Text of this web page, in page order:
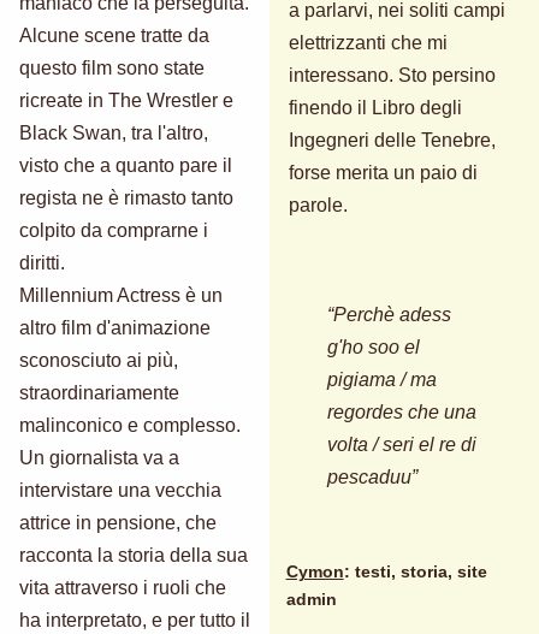
Alcune scene tratte da
questo film sono state
ricreate in The Wrestler e
Black Swan, tra l'altro,
visto che a quanto pare il
regista ne è rimasto tanto
colpito da comprarne i
diritti.
Millennium Actress è un
altro film d'animazione
sconosciuto ai più,
straordinariamente
malinconico e complesso.
Un giornalista va a
intervistare una vecchia
attrice in pensione, che
racconta la storia della sua
vita attraverso i ruoli che
ha interpretato, e per tutto il
a parlarvi, nei soliti campi
elettrizzanti che mi
interessano. Sto persino
finendo il Libro degli
Ingegneri delle Tenebre,
forse merita un paio di
parole.
“Perchè adess
g'ho soo el
pigiama / ma
regordes che una
volta / seri el re di
pescaduu”
Cymon: testi, storia, site
admin